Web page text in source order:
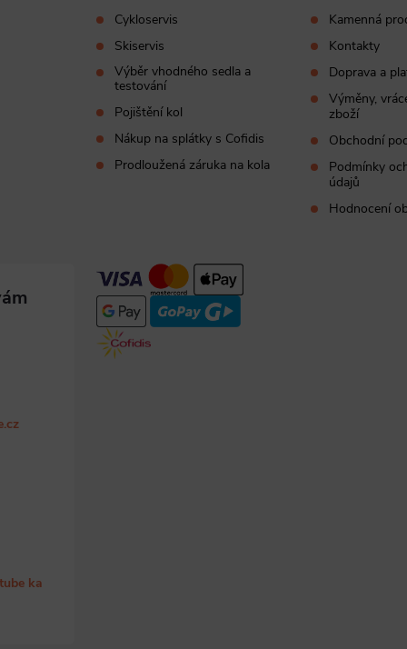
Cykloservis
Skiservis
Výběr vhodného sedla a
testování
Pojištění kol
Nákup na splátky s Cofidis
Prodloužená záruka na kola
Kamenná
Kontakty
Doprava a
Výměny,
zboží
Obchodní
Podmínky
údajů
Hodnocení
ka